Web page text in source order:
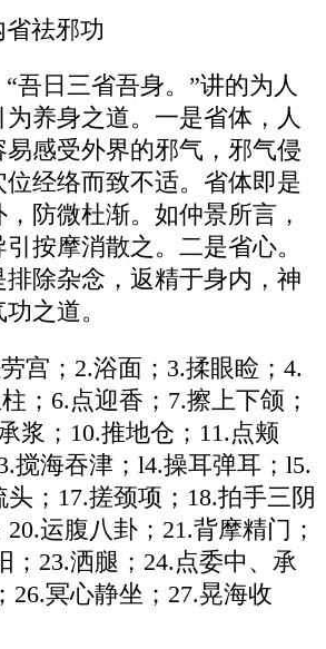
祛邪功
“吾日三省吾身。”讲的为人
养身之道。一是省体，人
感受外界的邪气，邪气侵
经络而致不适。省体即是
防微杜渐。如仲景所言，
按摩消散之。二是省心。
除杂念，返精于身内，神
之道。
宫；2.浴面；3.揉眼睑；4.
；6.点迎香；7.擦上下颌；
浆；10.推地仓；11.点颊
搅海吞津；l4.操耳弹耳；l5.
；17.搓颈项；18.拍手三阴
运腹八卦；21.背摩精门；
；23.洒腿；24.点委中、承
26.冥心静坐；27.晃海收